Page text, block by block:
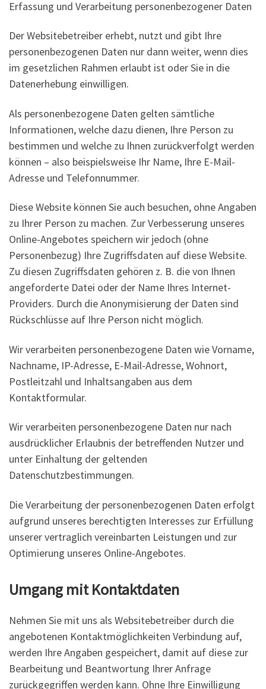
Erfassung und Verarbeitung personenbezogener Daten
Der Websitebetreiber erhebt, nutzt und gibt Ihre
personenbezogenen Daten nur dann weiter, wenn dies
im gesetzlichen Rahmen erlaubt ist oder Sie in die
Datenerhebung einwilligen.
Als personenbezogene Daten gelten sämtliche
Informationen, welche dazu dienen, Ihre Person zu
bestimmen und welche zu Ihnen zurückverfolgt werden
können – also beispielsweise Ihr Name, Ihre E-Mail-
Adresse und Telefonnummer.
Diese Website können Sie auch besuchen, ohne Angaben
zu Ihrer Person zu machen. Zur Verbesserung unseres
Online-Angebotes speichern wir jedoch (ohne
Personenbezug) Ihre Zugriffsdaten auf diese Website.
Zu diesen Zugriffsdaten gehören z. B. die von Ihnen
angeforderte Datei oder der Name Ihres Internet-
Providers. Durch die Anonymisierung der Daten sind
Rückschlüsse auf Ihre Person nicht möglich.
Wir verarbeiten personenbezogene Daten wie Vorname,
Nachname, IP-Adresse, E-Mail-Adresse, Wohnort,
Postleitzahl und Inhaltsangaben aus dem
Kontaktformular.
Wir verarbeiten personenbezogene Daten nur nach
ausdrücklicher Erlaubnis der betreffenden Nutzer und
unter Einhaltung der geltenden
Datenschutzbestimmungen.
Die Verarbeitung der personenbezogenen Daten erfolgt
aufgrund unseres berechtigten Interesses zur Erfüllung
unserer vertraglich vereinbarten Leistungen und zur
Optimierung unseres Online-Angebotes.
Umgang mit Kontaktdaten
Nehmen Sie mit uns als Websitebetreiber durch die
angebotenen Kontaktmöglichkeiten Verbindung auf,
werden Ihre Angaben gespeichert, damit auf diese zur
Bearbeitung und Beantwortung Ihrer Anfrage
zurückgegriffen werden kann. Ohne Ihre Einwilligung